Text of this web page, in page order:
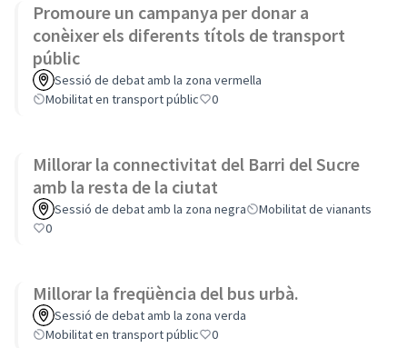
Promoure un campanya per donar a
conèixer els diferents títols de transport
públic
Sessió de debat amb la zona vermella
Mobilitat en transport públic
0
Millorar la connectivitat del Barri del Sucre
amb la resta de la ciutat
Sessió de debat amb la zona negra
Mobilitat de vianants
0
Millorar la freqüència del bus urbà.
Sessió de debat amb la zona verda
Mobilitat en transport públic
0